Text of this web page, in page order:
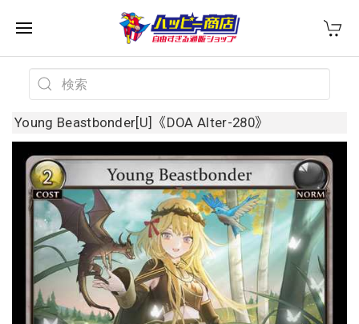
Young Beastbonder[U]《DOA Alter-280》